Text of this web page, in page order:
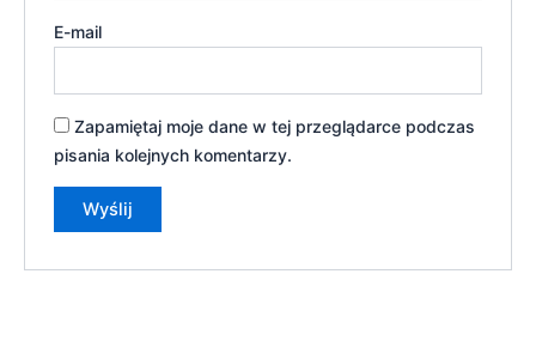
E-mail
Zapamiętaj moje dane w tej przeglądarce podczas
pisania kolejnych komentarzy.